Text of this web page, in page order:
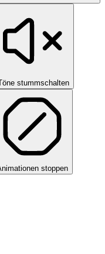
stummschalten
stoppen